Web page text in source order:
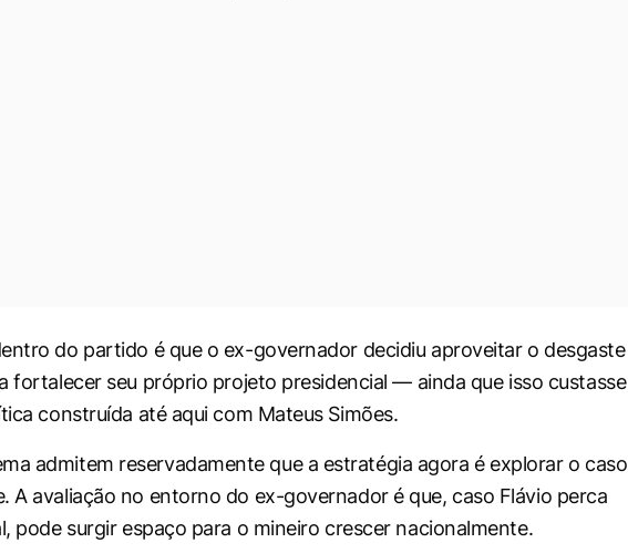
do partido é que o ex-governador decidiu aproveitar o desgaste
fortalecer seu próprio projeto presidencial — ainda que isso custasse
construída até aqui com Mateus Simões.
admitem reservadamente que a estratégia agora é explorar o caso
A avaliação no entorno do ex-governador é que, caso Flávio perca
pode surgir espaço para o mineiro crescer nacionalmente.